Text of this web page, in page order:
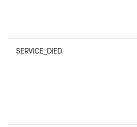
SERVICE_DIED